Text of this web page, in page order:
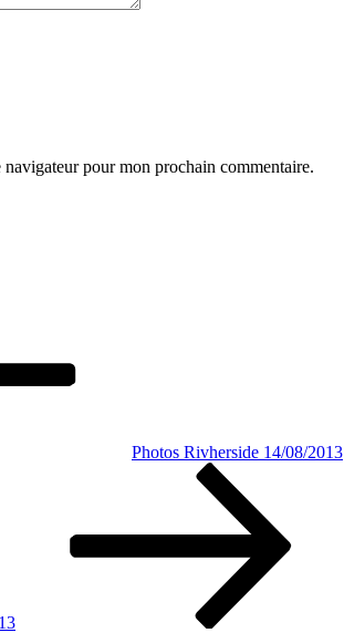
pour mon prochain commentaire.
Photos Rivherside 14/08/2013